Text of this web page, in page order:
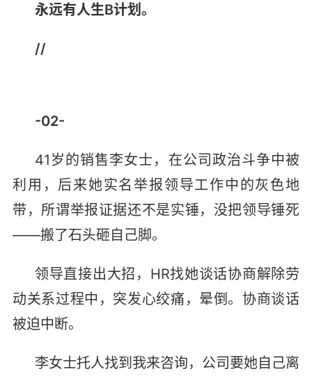
永远有人生B计划。
//
-02-
41岁的销售李女士，在公司政治斗争中被
利用，后来她实名举报领导工作中的灰色地
带，所谓举报证据还不是实锤，没把领导锤死
——搬了石头砸自己脚。
领导直接出大招，HR找她谈话协商解除劳
动关系过程中，突发心绞痛，晕倒。协商谈话
被迫中断。
李女士托人找到我来咨询，公司要她自己离